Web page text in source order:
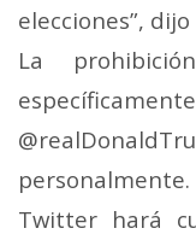
elecciones”,
La
personalmente.
Twitter hará